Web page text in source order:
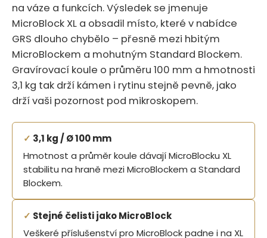
na váze a funkcích. Výsledek se jmenuje
MicroBlock XL a obsadil místo, které v nabídce
GRS dlouho chybělo – přesně mezi hbitým
MicroBlockem a mohutným Standard Blockem.
Gravírovací koule o průměru 100 mm a hmotnosti
3,1 kg tak drží kámen i rytinu stejně pevně, jako
drží vaši pozornost pod mikroskopem.
✓ 3,1 kg / Ø 100 mm
Hmotnost a průměr koule dávají MicroBlocku XL
stabilitu na hraně mezi MicroBlockem a Standard
Blockem.
✓ Stejné čelisti jako MicroBlock
Veškeré příslušenství pro MicroBlock padne i na XL